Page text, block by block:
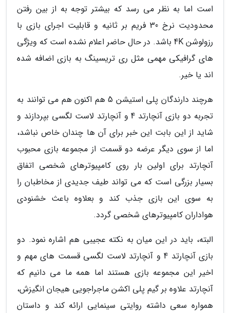
است اما به نظر می رسد که بیشتر توجه به از بین رفتن
محدودیت نرخ 30 فریم بر ثانیه و قابلیت اجرای بازی با
رزولوشن 4K باشد. در حال حاضر اعلام نشده است که ویژگی
های گرافیکی مهمی مثل ری تریسینگ به بازی اضافه شده
اند یا خیر.
هرچند دارندگان پلی استیشن 5 هم اکنون هم می توانند به
تجربه دو بازی آنچارتد 4 و آنچارتد لاست لگسی بپردازند و
شاید از این بابت این خبر برای آن ها چندان خاص نباشد،
اما از سوی دیگر عرضه دو قسمت از مجموعه بازی محبوب
آنچارتد برای اولین بار روی کامپیوترهای شخصی اتفاق
بسیار بزرگی است که می تواند طیف جدیدی از مخاطبان را
به سوی این بازی جذب کند و بعلاوه باعث خشنودی
هواداران کامپیوترهای شخصی گردد.
البته، باید در این میان به نکته عجیبی هم اشاره نمود. دو
بازی آنچارتد 4 و آنچارتد لاست لگسی قسمت های مهم و
اخیر این مجموعه بازی هستند اما همه ما می دانیم که
آنچارتد علاوه بر گیم پلی اکشن ماجراجویی هیجان انگیزش،
همواره سعی داشته روایتی سینمایی ارائه کند و داستان